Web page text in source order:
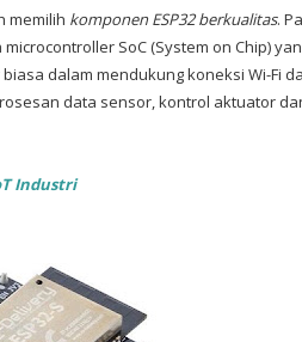
memilih komponen ESP32 berkualitas.
SoC (System on Chip)
dalam mendukung koneksi Wi-Fi
data sensor, kontrol aktuator
Industri